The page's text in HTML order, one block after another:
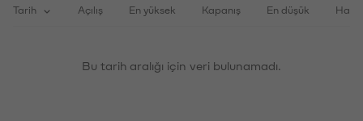
Tarih Açılış En yüksek Kapanış En düşük
Bu tarih aralığı için veri bulunamadı.